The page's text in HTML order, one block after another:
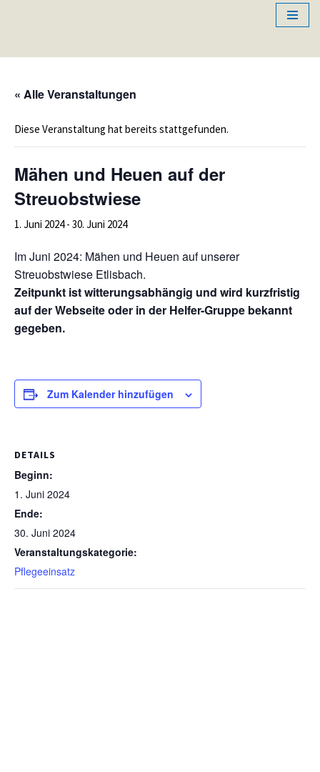
Inhalt
« Alle Veranstaltungen
Diese Veranstaltung hat bereits stattgefunden.
Mähen und Heuen auf der
Streuobstwiese
1. Juni 2024- 30. Juni 2024
Im Juni 2024: Mähen und Heuen auf unserer
Streuobstwiese Etlisbach.
Zeitpunkt ist witterungsabhängig und wird kurzfristig
auf der Webseite oder in der Helfer-Gruppe bekannt
gegeben.
Zum Kalender hinzufügen
DETAILS
Beginn:
1. Juni 2024
Ende:
30. Juni 2024
Veranstaltungskategorie:
Pflegeeinsatz